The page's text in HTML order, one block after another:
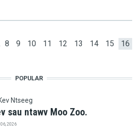
Page
8 Page
9 Page
10 Page
11 Page
12 Page
13 Page
14 Page
15 16
POPULAR
Ntseeg
sau ntawv Moo Zoo.
2026